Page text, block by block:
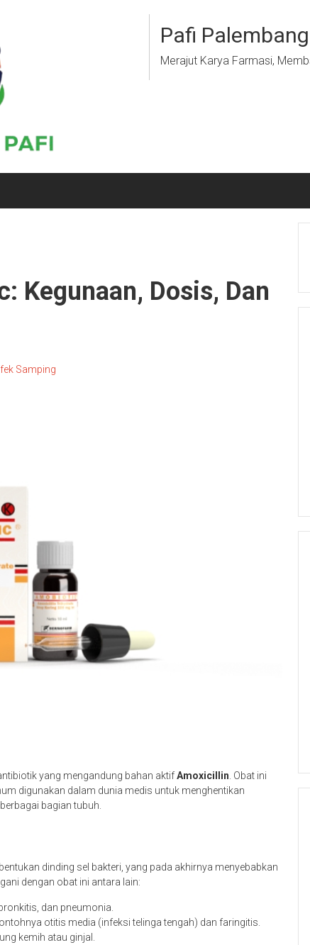
Pafi Palembang
Merajut Karya Farmasi,
Kegunaan, Dosis, Dan
Samping
yang mengandung bahan aktifAmoxicillin . Obat ini
digunakan dalam dunia medis untuk menghentikan
bagian tubuh.
dinding sel bakteri, yang pada akhirnya menyebabkan
dengan obat ini antara lain:
dan pneumonia.
otitis media (infeksi telinga tengah) dan faringitis.
kemih atau ginjal.